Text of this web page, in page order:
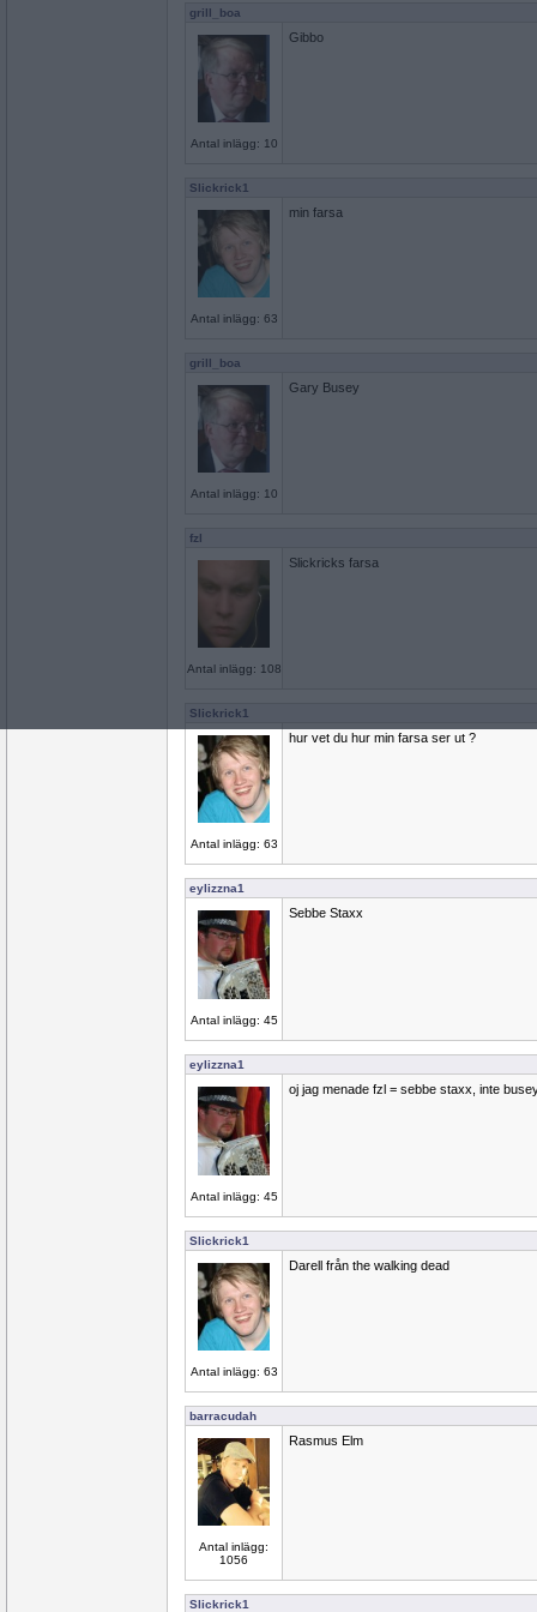
grill_boa
Antal inlägg: 10
Gibbo
Slickrick1
Antal inlägg: 63
min farsa
grill_boa
Antal inlägg: 10
Gary Busey
fzl
Antal inlägg: 108
Slickricks farsa
Slickrick1
Antal inlägg: 63
hur vet du hur min farsa ser ut ?
eylizzna1
Antal inlägg: 45
Sebbe Staxx
eylizzna1
Antal inlägg: 45
oj jag menade fzl = sebbe staxx, inte
Slickrick1
Antal inlägg: 63
Darell från the walking dead
barracudah
Antal inlägg:
1056
Rasmus Elm
Slickrick1